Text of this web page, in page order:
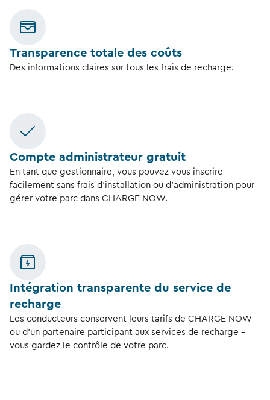
Transparence totale des coûts
Des informations claires sur tous les frais de recharge.
Compte administrateur gratuit
En tant que gestionnaire, vous pouvez vous inscrire
facilement sans frais d’installation ou d’administration pour
gérer votre parc dans CHARGE NOW.
Intégration transparente du service de
recharge
Les conducteurs conservent leurs tarifs de CHARGE NOW
ou d’un partenaire participant aux services de recharge –
vous gardez le contrôle de votre parc.